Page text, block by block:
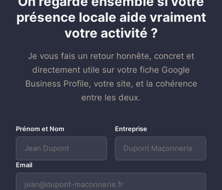
présence locale aide vraiment
votre activité ?
Je vous fais un retour honnête, concret et
directement utile sur votre fiche Google
Business Profile, votre site, et la cohérence
entre les deux.
Prénom et Nom Entreprise
Email